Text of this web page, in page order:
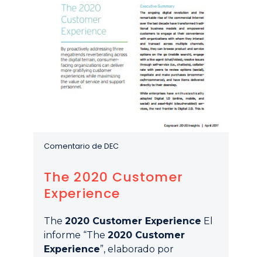
Comentario de DEC
The 2020 Customer
Experience
The 2020 Customer Experience El
informe “The 2020 Customer
Experience”, elaborado por